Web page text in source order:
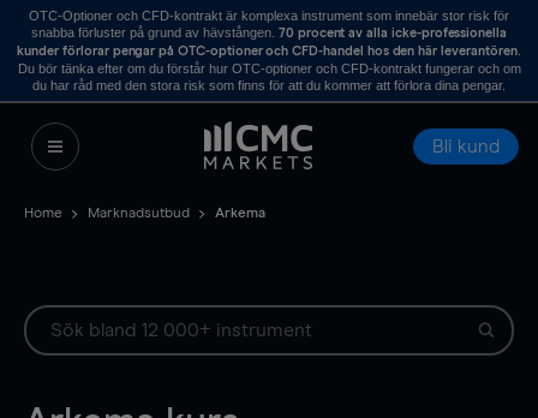
OTC-Optioner och CFD-kontrakt är komplexa instrument som innebär stor risk för
snabba förluster på grund av hävstången. 70 procent av alla icke-professionella
kunder förlorar pengar på OTC-optioner och CFD-handel hos den här leverantören.
Du bör tänka efter om du förstår hur OTC-optioner och CFD-kontrakt fungerar och om
du har råd med den stora risk som finns för att du kommer att förlora dina pengar.
Bli kund
Home Marknadsutbud Arkema